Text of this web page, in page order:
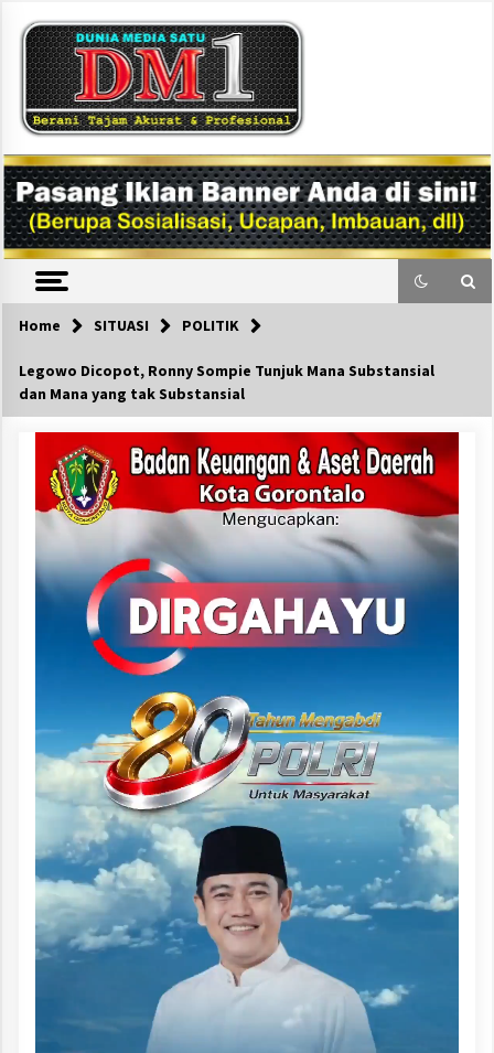
content
DM1
Home SITUASI POLITIK
Legowo Dicopot, Ronny Sompie Tunjuk Mana Substansial
dan Mana yang tak Substansial